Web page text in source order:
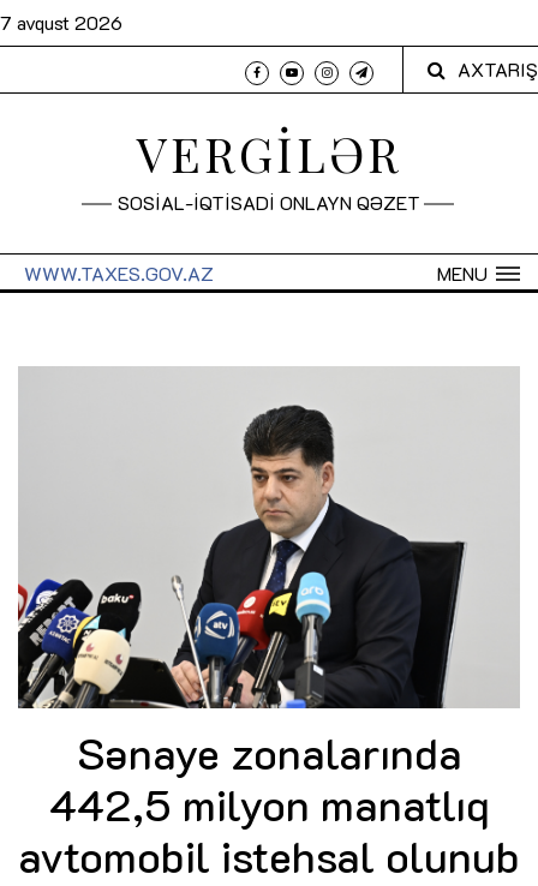
7 avqust 2026
AXTARIŞ
VERGİLƏR
SOSİAL-İQTİSADİ ONLAYN QƏZET
MENU
WWW.TAXES.GOV.AZ
Sənaye zonalarında
442,5 milyon manatlıq
avtomobil istehsal olunub